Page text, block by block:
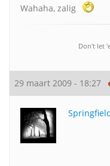
Wahaha, zalig
Don't let
29 maart 2009 - 18:27